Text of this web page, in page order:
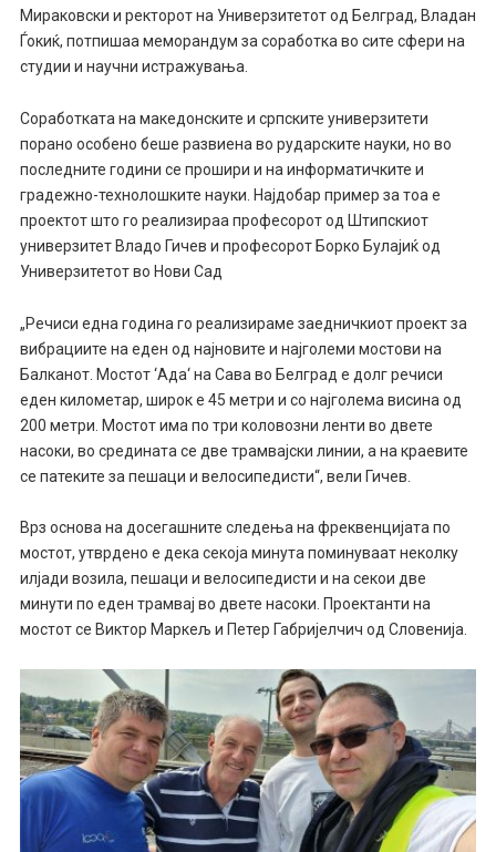
Мираковски и ректорот на Универзитетот од Белград, Владан
Ѓокиќ, потпишаа меморандум за соработка во сите сфери на
студии и научни истражувања.
Соработката на македонските и српските универзитети
порано особено беше развиена во рударските науки, но во
последните години се прошири и на информатичките и
градежно-технолошките науки. Најдобар пример за тоа е
проектот што го реализираа професорот од Штипскиот
универзитет Владо Гичев и професорот Борко Булајиќ од
Универзитетот во Нови Сад
„Речиси една година го реализираме заедничкиот проект за
вибрациите на еден од најновите и најголеми мостови на
Балканот. Мостот ‘Ада‘ на Сава во Белград е долг речиси
еден километар, широк е 45 метри и со најголема висина од
200 метри. Мостот има по три коловозни ленти во двете
насоки, во средината се две трамвајски линии, а на краевите
се патеките за пешаци и велосипедисти“, вели Гичев.
Врз основа на досегашните следења на фреквенцијата по
мостот, утврдено е дека секоја минута поминуваат неколку
илјади возила, пешаци и велосипедисти и на секои две
минути по еден трамвај во двете насоки. Проектанти на
мостот се Виктор Маркељ и Петер Габријелчич од Словенија.